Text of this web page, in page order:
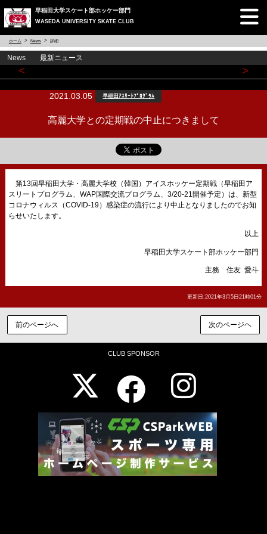
早稲田大学スケート部ホッケー部門
WASEDA UNIVERSITY SKATE CLUB
ホーム News 詳細
News 最新ニュース
< >
2021.03.05 早稲田ｱｽﾘｰﾄﾌﾟﾛｸﾞﾗﾑ
高麗大学との定期戦の中止につきまして
第13回早稲田大学・高麗大学校（韓国）アイスホッケー定期戦（早稲田ア
スリートプログラム、WAP国際交流プログラム、3/20-21開催予定）は、新型
コロナウィルス（COVID-19）感染症の流行により中止となりましたのでお知
らせいたします。
以上
早稲田大学スケート部ホッケー部門
主務 住友 愛斗
更新日:2021年3月5日21時01分
前のページへ 次のページヘ
CLUB SPONSOR